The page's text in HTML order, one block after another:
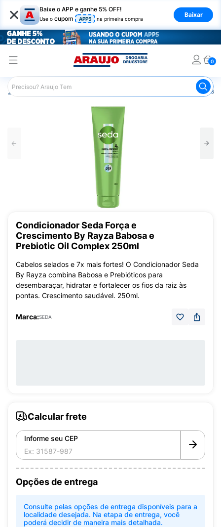
× Baixe o APP e ganhe 5% OFF!
Use o cupom APP5 na primeira compra
Baixar
0
Araujo Cabelo Cabelos de Todos os
Condicionador Seda Força e
Crescimento By Rayza Babosa e
Prebiotic Oil Complex 250ml
Cabelos selados e 7x mais fortes! O Condicionador Seda
By Rayza combina Babosa e Prebióticos para
desembaraçar, hidratar e fortalecer os fios da raiz às
pontas. Crescimento saudável. 250ml.
Marca:SEDA
Calcular frete
Informe seu CEP
Opções de entrega
Consulte pelas opções de entrega disponíveis para a
localidade desejada. Na etapa de entrega, você
poderá decidir de maneira mais detalhada.